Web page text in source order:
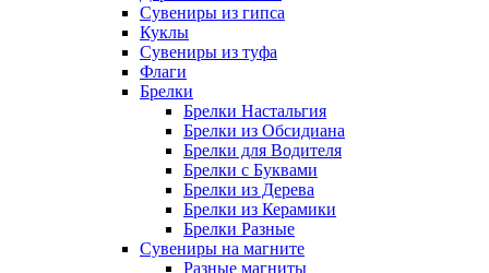
Сувениры из гипса
Куклы
Сувениры из туфа
Флаги
Брелки
Брелки Настальгия
Брелки из Обсидиана
Брелки для Водителя
Брелки с Буквами
Брелки из Дерева
Брелки из Керамики
Брелки Разные
Сувениры на магните
Разные магниты